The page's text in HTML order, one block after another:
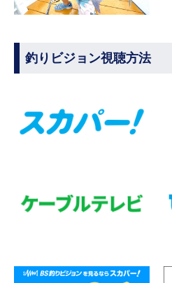
釣りビジョン視聴方法